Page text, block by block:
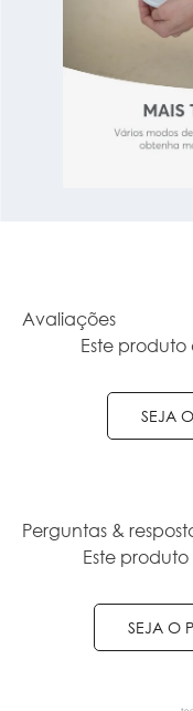
Avaliações
Este
SEJA
Perguntas &
Este
SEJA O